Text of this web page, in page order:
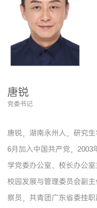
唐锐
党委书记
唐锐，湖南永州人，研究
6月加入中国共产党，2003
学党委办公室、校长办公
校园发展与管理委员会副
察员，共青团广东省委挂